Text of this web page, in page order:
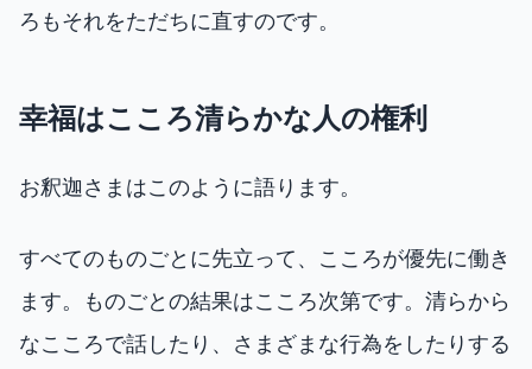
ろもそれをただちに直すのです。
幸福はこころ清らかな人の権利
お釈迦さまはこのように語ります。
すべてのものごとに先立って、こころが優先に働き
ます。ものごとの結果はこころ次第です。清らから
なこころで話したり、さまざまな行為をしたりする